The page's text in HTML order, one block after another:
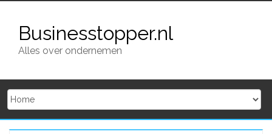
contentBusinesstopper.nl
Alles over ondernemen